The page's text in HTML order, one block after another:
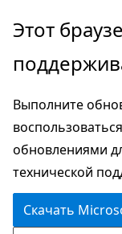
Пропустить
перейти
основному
содержимому
Этот
Выполните
обновлениями
технической
Скачать